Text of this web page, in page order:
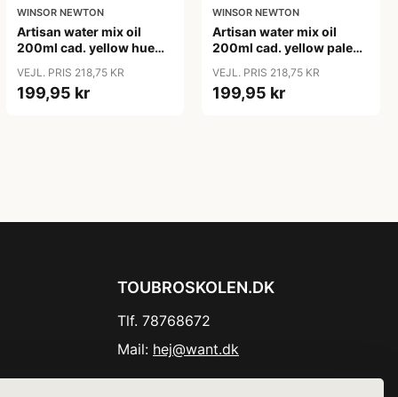
WINSOR NEWTON
Artisan water mix oil
200ml cad. yellow hue
VEJL. PRIS 218,75 KR
199,95 kr
WINSOR NEWTON
Artisan water mix oil
200ml cad. yellow pale
VEJL. PRIS 218,75 KR
199,95 kr
TOUBROSKOLEN.DK
Tlf. 78768672
Mail: hej@want.dk